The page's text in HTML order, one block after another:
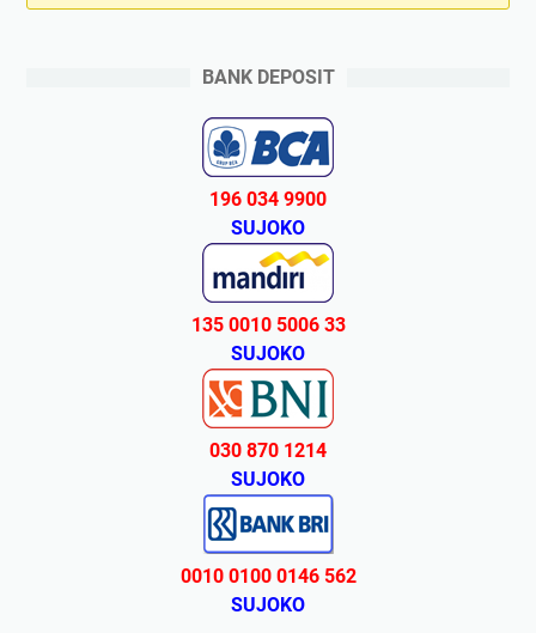
BANK DEPOSIT
196 034 9900
SUJOKO
135 0010 5006 33
SUJOKO
030 870 1214
SUJOKO
0010 0100 0146 562
SUJOKO